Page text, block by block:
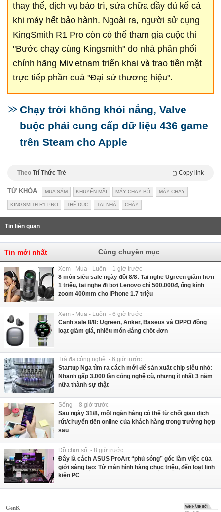
thay thế, dịch vụ bảo trì, sửa chữa đầy đủ kể cả
khi máy hết bảo hành. Ngoài ra, người sử dụng
KingSmith R1 Pro còn có thể tham gia cuộc thi
"Bước chạy cùng Kingsmith" do nhà phân phối
chính hãng Mivietnam triển khai và trao tiền mặt
trực tiếp phần quà "Đại sứ thương hiệu".
Chạy trời không khỏi nắng, Valve
buộc phải cung cấp dữ liệu 436 game
trên Steam cho Apple
Theo Trí Thức Trẻ Copy link
TỪ KHÓA MUA SẮM KHUYẾN MÃI MÁY CHẠY BỘ MÁY CHẠY
KINGSMITH R1 PRO THỂ DỤC TẠI NHÀ CHÁY
Tin liên quan
Tin mới nhất Cùng chuyên mục
Xem - Mua - Luôn - 1 giờ trước
8 món siêu sale ngày đôi 8/8: Tai nghe Ugreen giảm hơn
1 triệu, tai nghe đi bơi Lenovo chỉ 500.000đ, ống kính
zoom 400mm cho iPhone 1.7 triệu
Xem - Mua - Luôn - 6 giờ trước
Canh sale 8/8: Ugreen, Anker, Baseus và OPPO đồng
loạt giảm giá, nhiều món đáng chốt đơn
Trà đá công nghệ - 6 giờ trước
Startup Nga tìm ra cách mới để sản xuất chip siêu nhỏ:
Nhanh gấp 3.000 lần công nghệ cũ, nhưng ít nhất 3 năm
nữa thành sự thật
Sống - 8 giờ trước
Sau ngày 31/8, một ngân hàng có thể từ chối giao dịch
rút/chuyển tiền online của khách hàng trong trường hợp
sau
Đồ chơi số - 8 giờ trước
Đây là cách ASUS ProArt “phủ sóng” góc làm việc của
giới sáng tạo: Từ màn hình hàng chục triệu, đến loạt linh
kiện PC
GenK